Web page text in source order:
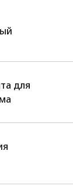
для